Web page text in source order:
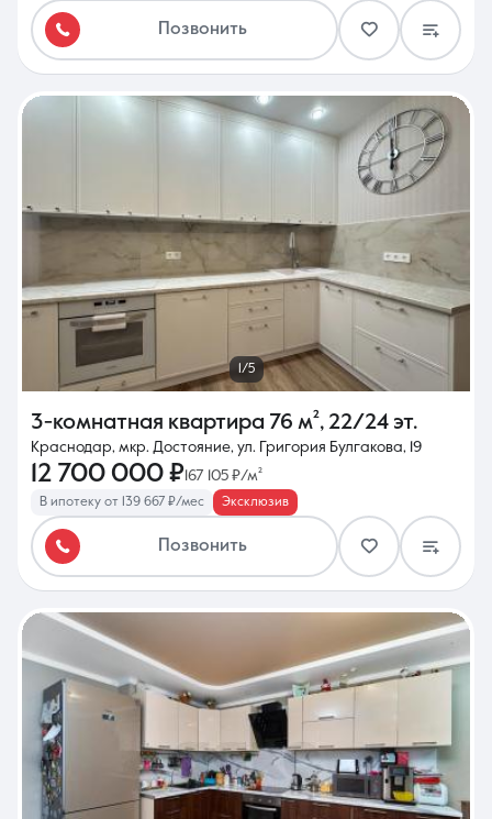
Позвонить
1/5
3-комнатная квартира 76 м², 22/24 эт.
Краснодар, мкр. Достояние, ул. Григория Булгакова, 19
12 700 000 ₽ 167 105 ₽/м²
В ипотеку от 139 667 ₽/мес Эксклюзив
Позвонить